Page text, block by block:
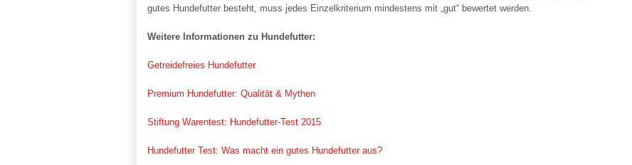
gutes Hundefutter besteht, muss jedes Einzelkriterium mindestens mit „gut“ bewertet werden.
Weitere Informationen zu Hundefutter:
Getreidefreies Hundefutter
Premium Hundefutter: Qualität & Mythen
Stiftung Warentest: Hundefutter-Test 2015
Hundefutter Test: Was macht ein gutes Hundefutter aus?